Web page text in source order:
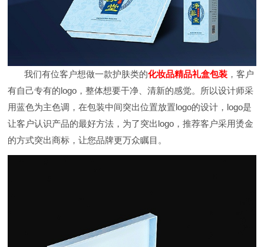
我们有位客户想做一款护肤类的化妆品精品礼盒包装 ，客户
有自己专有的logo，整体想要干净、清新的感觉。所以设计师采
用蓝色为主色调，在包装中间突出位置放置logo的设计，logo是
让客户认识产品的最好方法，为了突出logo，推荐客户采用烫金
的方式突出商标，让您品牌更万众瞩目。